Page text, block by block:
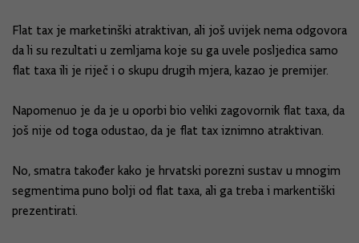
Flat tax je marketinški atraktivan, ali još uvijek nema odgovora
da li su rezultati u zemljama koje su ga uvele posljedica samo
flat taxa ili je riječ i o skupu drugih mjera, kazao je premijer.
Napomenuo je da je u oporbi bio veliki zagovornik flat taxa, da
još nije od toga odustao, da je flat tax iznimno atraktivan.
No, smatra također kako je hrvatski porezni sustav u mnogim
segmentima puno bolji od flat taxa, ali ga treba i markentiški
prezentirati.